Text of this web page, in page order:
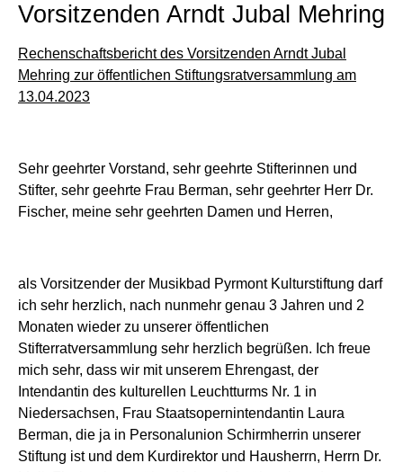
Vorsitzenden Arndt Jubal Mehring
Rechenschaftsbericht des Vorsitzenden Arndt Jubal
Mehring zur öffentlichen Stiftungsratversammlung am
13.04.2023
Sehr geehrter Vorstand, sehr geehrte Stifterinnen und
Stifter, sehr geehrte Frau Berman, sehr geehrter Herr Dr.
Fischer, meine sehr geehrten Damen und Herren,
als Vorsitzender der Musikbad Pyrmont Kulturstiftung darf
ich sehr herzlich, nach nunmehr genau 3 Jahren und 2
Monaten wieder zu unserer öffentlichen
Stifterratversammlung sehr herzlich begrüßen. Ich freue
mich sehr, dass wir mit unserem Ehrengast, der
Intendantin des kulturellen Leuchtturms Nr. 1 in
Niedersachsen, Frau Staatsopernintendantin Laura
Berman, die ja in Personalunion Schirmherrin unserer
Stiftung ist und dem Kurdirektor und Hausherrn, Herrn Dr.